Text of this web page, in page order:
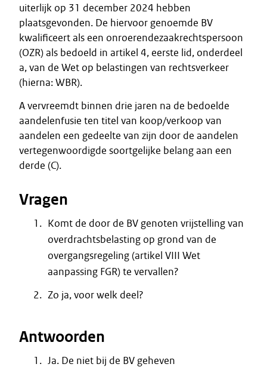
uiterlijk op 31 december 2024 hebben
plaatsgevonden. De hiervoor genoemde BV
kwalificeert als een onroerendezaakrechtspersoon
(OZR) als bedoeld in artikel 4, eerste lid, onderdeel
a, van de Wet op belastingen van rechtsverkeer
(hierna: WBR).
A vervreemdt binnen drie jaren na de bedoelde
aandelenfusie ten titel van koop/verkoop van
aandelen een gedeelte van zijn door de aandelen
vertegenwoordigde soortgelijke belang aan een
derde (C).
Vragen
Komt de door de BV genoten vrijstelling van
overdrachtsbelasting op grond van de
overgangsregeling (artikel VIII Wet
aanpassing FGR) te vervallen?
Zo ja, voor welk deel?
Antwoorden
Ja. De niet bij de BV geheven